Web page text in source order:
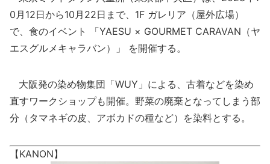
0月12日から10月22日まで、1F ガレリア（屋外広場）
で、食のイベント 「YAESU × GOURMET CARAVAN（ヤ
エスグルメキャラバン）」 を開催する。
大阪発の染め物集団「WUY」による、古着などを染め
直すワークショップも開催。野菜の廃棄となってしまう部
分（タマネギの皮、アボカドの種など）を染料とする。
【KANON】